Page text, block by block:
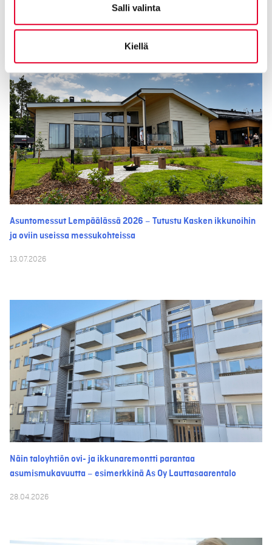
Salli valinta
Kiellä
Asuntomessut Lempäälässä 2026 – Tutustu Kasken ikkunoihin
ja oviin useissa messukohteissa
13.07.2026
Näin taloyhtiön ovi- ja ikkunaremontti parantaa
asumismukavuutta – esimerkkinä As Oy Lauttasaarentalo
28.04.2026